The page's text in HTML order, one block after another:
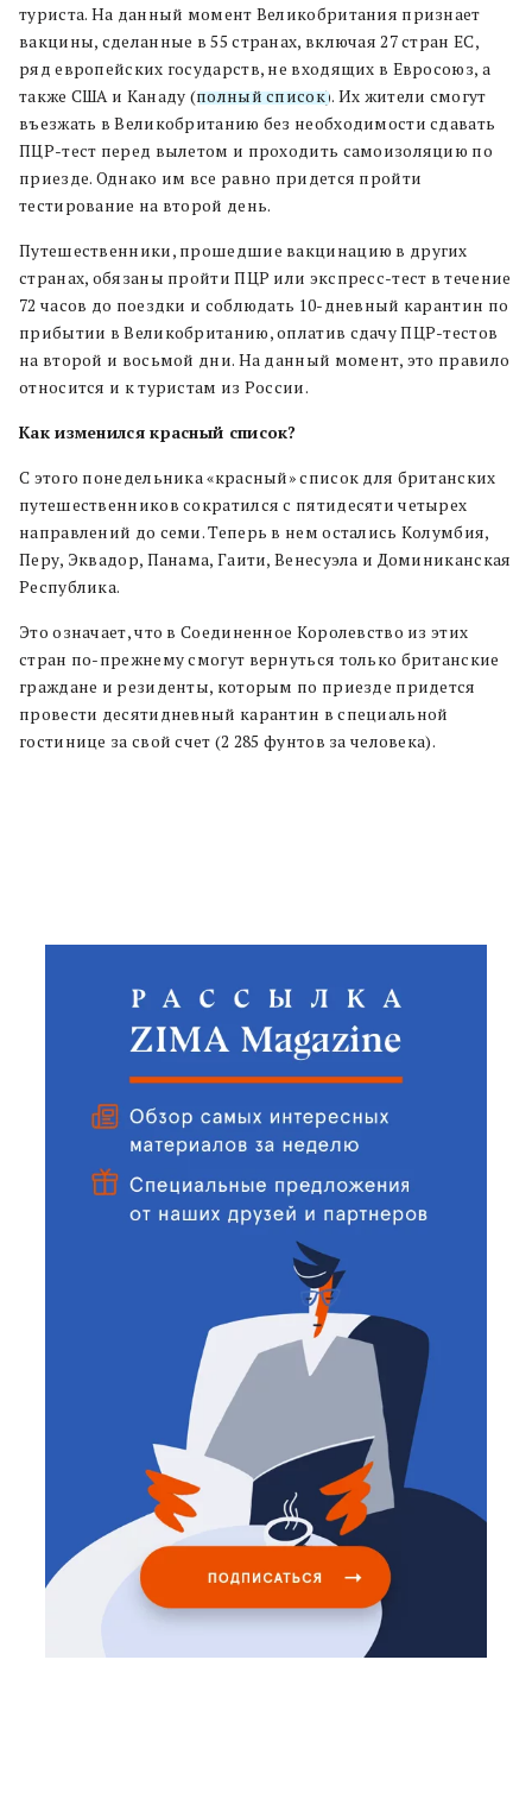
туриста. На данный момент Великобритания признает
вакцины, сделанные в 55 странах, включая 27 стран ЕС,
ряд европейских государств, не входящих в Евросоюз, а
также США и Канаду (полный список). Их жители смогут
въезжать в Великобританию без необходимости сдавать
ПЦР-тест перед вылетом и проходить самоизоляцию по
приезде. Однако им все равно придется пройти
тестирование на второй день.
Путешественники, прошедшие вакцинацию в других
странах, обязаны пройти ПЦР или экспресс-тест в течение
72 часов до поездки и соблюдать 10-дневный карантин по
прибытии в Великобританию, оплатив сдачу ПЦР-тестов
на второй и восьмой дни. На данный момент, это правило
относится и к туристам из России.
Как изменился красный список?
С этого понедельника «красный» список для британских
путешественников сократился с пятидесяти четырех
направлений до семи. Теперь в нем остались Колумбия,
Перу, Эквадор, Панама, Гаити, Венесуэла и Доминиканская
Республика.
Это означает, что в Соединенное Королевство из этих
стран по-прежнему смогут вернуться только британские
граждане и резиденты, которым по приезде придется
провести десятидневный карантин в специальной
гостинице за свой счет (2 285 фунтов за человека).